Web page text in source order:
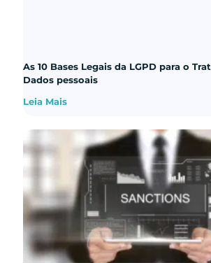
As 10 Bases Legais da LGPD para o
Dados pessoais
Leia Mais